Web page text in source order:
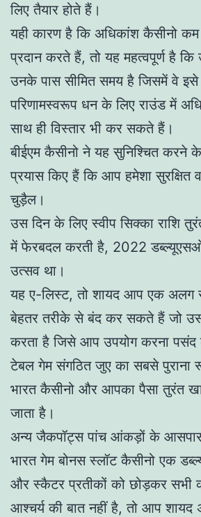
लिए तैयार होते हैं।
यही कारण है कि अधिकांश कैसीनो
प्रदान करते हैं, तो यह महत्वपूर्ण है कि
उनके पास सीमित समय है जिसमें वे
परिणामस्वरूप धन के लिए राउंड में
साथ ही विस्तार भी कर सकते हैं।
बीईएम कैसीनो ने यह सुनिश्चित करने
प्रयास किए हैं कि आप हमेशा सुरक्षित
चुड़ैल।
उस दिन के लिए स्वीप सिक्का राशि
में फेरबदल करती है, 2022
उत्सव था।
यह ए-लिस्ट, तो शायद आप एक अलग
बेहतर तरीके से बंद कर सकते हैं जो
करता है जिसे आप उपयोग करना पसंद
टेबल गेम संगठित जुए का सबसे पुराना
भारत कैसीनो और आपका पैसा तुरंत
जाता है।
अन्य जैकपॉट्स पांच आंकड़ों के
भारत गेम बोनस स्लॉट कैसीनो एक
और स्कैटर प्रतीकों को छोड़कर सभी
आश्चर्य की बात नहीं है, तो आप